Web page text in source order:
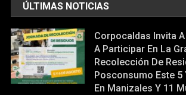
ÚLTIMAS NOTICIAS
Corpocaldas Invita
A Participar En La
Recolección De
Posconsumo Este 5
En Manizales Y 11